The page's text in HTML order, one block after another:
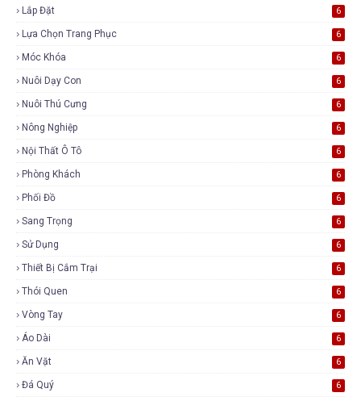
Lắp Đặt 6
Lựa Chọn Trang Phục 6
Móc Khóa 6
Nuôi Dạy Con 6
Nuôi Thú Cưng 6
Nông Nghiệp 6
Nội Thất Ô Tô 6
Phòng Khách 6
Phối Đồ 6
Sang Trọng 6
Sử Dụng 6
Thiết Bị Cắm Trại 6
Thói Quen 6
Vòng Tay 6
Áo Dài 6
Ăn Vặt 6
Đá Quý 6